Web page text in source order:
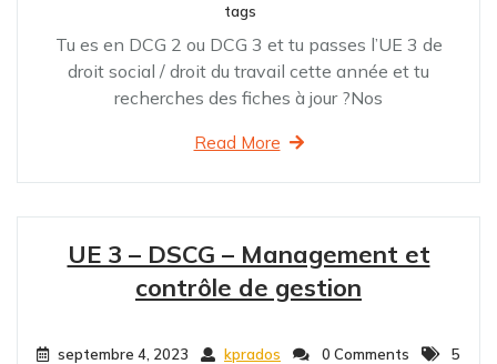
tags
Tu es en DCG 2 ou DCG 3 et tu passes l’UE 3 de
droit social / droit du travail cette année et tu
recherches des fiches à jour ?Nos
Read More
UE 3 – DSCG – Management et
contrôle de gestion
septembre 4, 2023 kprados 0 Comments
5